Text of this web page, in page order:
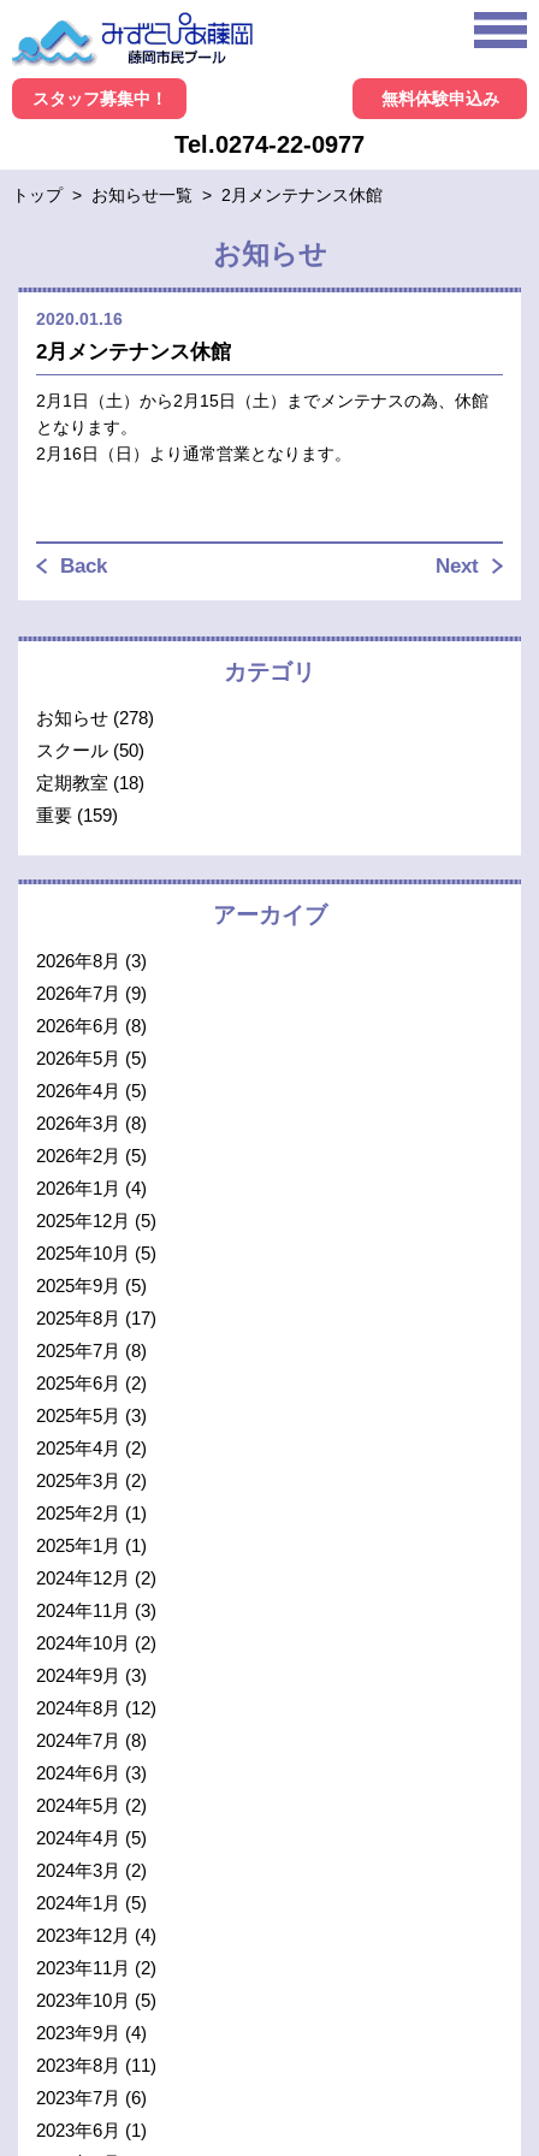
スタッフ募集中！ 無料体験申込み
Tel.0274-22-0977
トップ > お知らせ一覧 > 2月メンテナンス休館
お知らせ
2020.01.16
2月メンテナンス休館
2月1日（土）から2月15日（土）までメンテナスの為、休館
となります。
2月16日（日）より通常営業となります。
Back Next
カテゴリ
お知らせ (278)
スクール (50)
定期教室 (18)
重要 (159)
アーカイブ
2026年8月 (3)
2026年7月 (9)
2026年6月 (8)
2026年5月 (5)
2026年4月 (5)
2026年3月 (8)
2026年2月 (5)
2026年1月 (4)
2025年12月 (5)
2025年10月 (5)
2025年9月 (5)
2025年8月 (17)
2025年7月 (8)
2025年6月 (2)
2025年5月 (3)
2025年4月 (2)
2025年3月 (2)
2025年2月 (1)
2025年1月 (1)
2024年12月 (2)
2024年11月 (3)
2024年10月 (2)
2024年9月 (3)
2024年8月 (12)
2024年7月 (8)
2024年6月 (3)
2024年5月 (2)
2024年4月 (5)
2024年3月 (2)
2024年1月 (5)
2023年12月 (4)
2023年11月 (2)
2023年10月 (5)
2023年9月 (4)
2023年8月 (11)
2023年7月 (6)
2023年6月 (1)